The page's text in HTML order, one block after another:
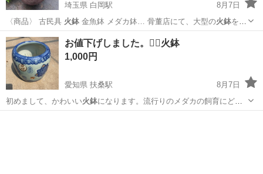
埼玉県 白岡駅
8月7日
〈商品〉 古民具 火鉢金魚鉢 メダカ鉢… 骨董店にて、大型の火鉢をリ
メイクし。店主…
埼玉 白岡市 白岡駅 その他
お値下げしました。❤️‍🔥火鉢
1,000円
愛知県 扶桑駅
8月7日
初めまして、かわいい火鉢になります。流行りのメダカの飼育にど
う…